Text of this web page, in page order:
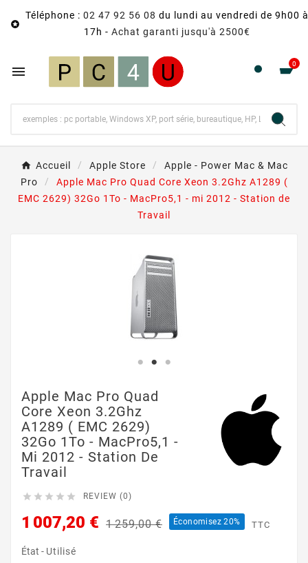

Téléphone : 02 47 92 56 08 du lundi au vendredi de 9h00 à
17h - Achat garanti jusqu'à 2500€
 0
Accueil Apple Store
Apple - Power Mac & Mac
Pro
Apple Mac Pro Quad Core Xeon 3.2Ghz A1289 (
EMC 2629) 32Go 1To - MacPro5,1 - mi 2012 - Station de
Travail
Apple Mac Pro Quad
Core Xeon 3.2Ghz
A1289 ( EMC 2629)
32Go 1To - MacPro5,1 -
Mi 2012 - Station De
Travail
     REVIEW (0)
1 007,20 € 1 259,00 € Économisez 20% TTC
État - Utilisé